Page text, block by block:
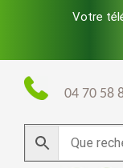
Votre
04 70